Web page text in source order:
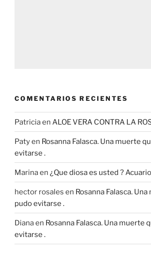
COMENTARIOS RECIENTES
Patriciaen ALOE VERA CONTRA LA
Patyen Rosanna Falasca. Una muerte
evitarse .
Marinaen ¿Que diosa es usted ?
hector rosales en Rosanna Falasca.
pudo evitarse .
Dianaen Rosanna Falasca. Una muerte
evitarse .